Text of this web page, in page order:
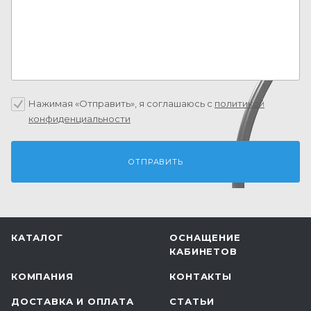
Нажимая «Отправить», я соглашаюсь c политикой
конфиденциальности
КАТАЛОГ
ОСНАЩЕНИЕ
КАБИНЕТОВ
КОМПАНИЯ КОНТАКТЫ
ДОСТАВКА И ОПЛАТА СТАТЬИ